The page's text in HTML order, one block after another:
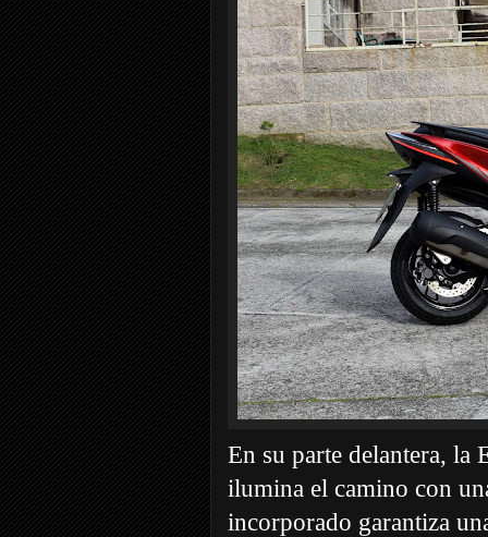
En su parte delantera, la
ilumina el camino con
incorporado garantiza